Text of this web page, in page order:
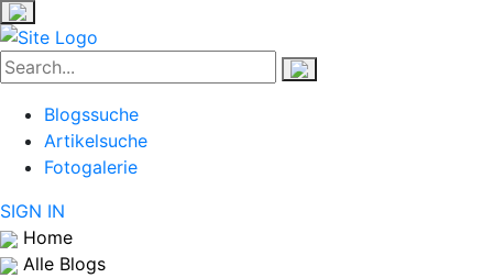
Blogssuche
Artikelsuche
Fotogalerie
SIGN IN
Home
Alle Blogs